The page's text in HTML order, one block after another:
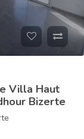
Villa Haut
Bizerte